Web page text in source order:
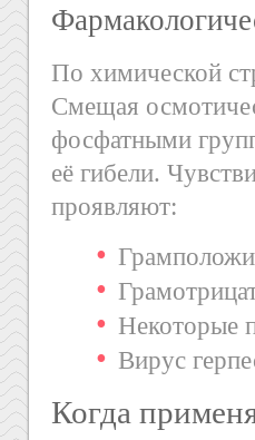
По химической
Смещая
фосфатными
её гибели.
проявляют:
Некоторые
Вирус
Когда